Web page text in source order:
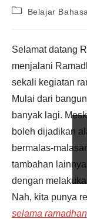
PostBelajar
Selamat datang
menjalani
sekali kegiatan
Mulai dari
banyak lagi.
boleh dijadikan
bermalas-
tambahan
dengan
Nah, kita punya
selama ramadhan